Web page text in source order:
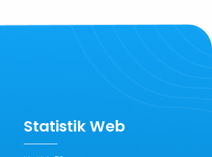
Statistik Web